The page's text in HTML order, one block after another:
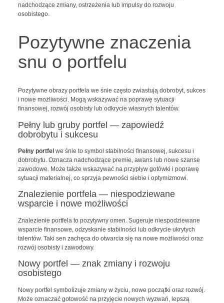
nadchodzące zmiany, ostrzeżenia lub impulsy do rozwoju
osobistego.
Pozytywne znaczenia
snu o portfelu
Pozytywne obrazy portfela we śnie często zwiastują dobrobyt, sukces
i nowe możliwości. Mogą wskazywać na poprawę sytuacji
finansowej, rozwój osobisty lub odkrycie własnych talentów.
Pełny lub gruby portfel — zapowiedź
dobrobytu i sukcesu
Pełny portfel we śnie to symbol stabilności finansowej, sukcesu i
dobrobytu. Oznacza nadchodzące premie, awans lub nowe szanse
zawodowe. Może także wskazywać na przypływ gotówki i poprawę
sytuacji materialnej, co sprzyja pewności siebie i optymizmowi.
Znalezienie portfela — niespodziewane
wsparcie i nowe możliwości
Znalezienie portfela to pozytywny omen. Sugeruje niespodziewane
wsparcie finansowe, odzyskanie stabilności lub odkrycie ukrytych
talentów. Taki sen zachęca do otwarcia się na nowe możliwości oraz
rozwój osobisty i zawodowy.
Nowy portfel — znak zmiany i rozwoju
osobistego
Nowy portfel symbolizuje zmiany w życiu, nowe początki oraz rozwój.
Może oznaczać gotowość na przyjęcie nowych wyzwań, lepszą